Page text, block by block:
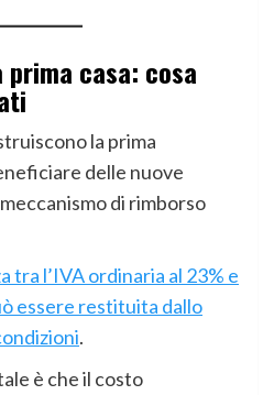
casa: cosa
la prima
delle nuove
di rimborso
tra l’IVA ordinaria al 23% e
essere restituita dallo
.
è che il costo